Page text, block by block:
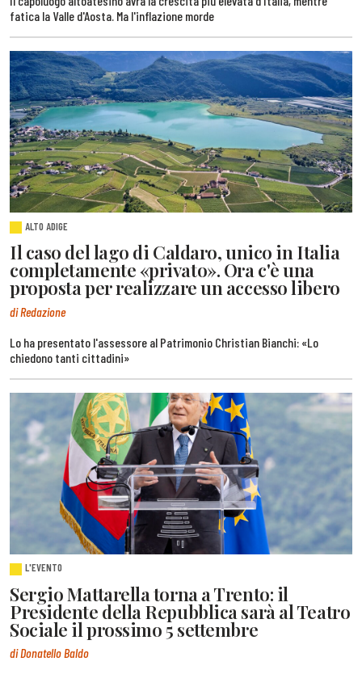
fatica la Valle d'Aosta. Ma l'inflazione morde
ALTO ADIGE
Il caso del lago di Caldaro, unico in Italia
completamente «privato». Ora c'è una
proposta per realizzare un accesso libero
di Redazione
Lo ha presentato l'assessore al Patrimonio Christian Bianchi: «Lo
chiedono tanti cittadini»
L'EVENTO
Sergio Mattarella torna a Trento: il
Presidente della Repubblica sarà al Teatro
Sociale il prossimo 5 settembre
di Donatello Baldo